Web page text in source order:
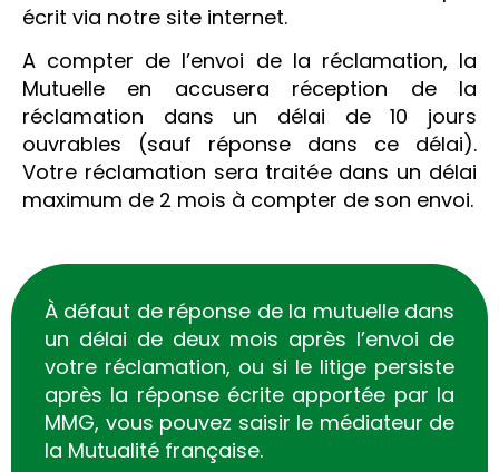
écrit via notre site internet.
A compter de l’envoi de la réclamation, la
Mutuelle en accusera réception de la
réclamation dans un délai de 10 jours
ouvrables (sauf réponse dans ce délai).
Votre réclamation sera traitée dans un délai
maximum de 2 mois à compter de son envoi.
À défaut de réponse de la mutuelle dans
un délai de deux mois après l’envoi de
votre réclamation, ou si le litige persiste
après la réponse écrite apportée par la
MMG, vous pouvez saisir le médiateur de
la Mutualité française.